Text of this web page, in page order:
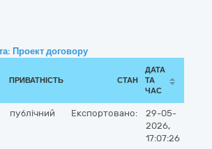
Проект договору
ПРИВАТНІСТЬ СТАН
ДАТА
ТА
ЧАС
публічний Експортовано:
29-05-
2026,
17:07:26